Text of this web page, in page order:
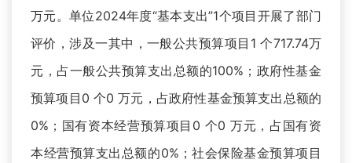
万元。单位2024年度“基本支出”1个项目开展了部门
评价，涉及一其中，一般公共预算项目1 个717.74万
元，占一般公共预算支出总额的100%；政府性基金
预算项目0 个0 万元，占政府性基金预算支出总额的
0%；国有资本经营预算项目0 个0 万元，占国有资
本经营预算支出总额的0%；社会保险基金预算项目